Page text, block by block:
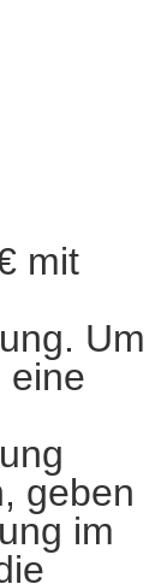
mit
Um
eine
geben
im